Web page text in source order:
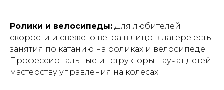
Ролики и велосипеды: Для любителей
скорости и свежего ветра в лицо в лагере есть
занятия по катанию на роликах и велосипеде.
Профессиональные инструкторы научат детей
мастерству управления на колесах.